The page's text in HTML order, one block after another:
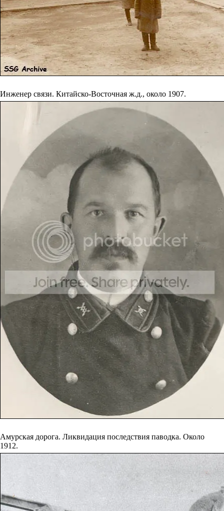
Инженер связи. Китайско-Восточная ж.д., около 1907.
Амурская дорога. Ликвидация последствия паводка. Около
1912.